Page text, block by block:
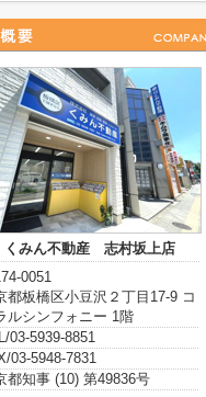
くみん不動産 志村坂上店
0051
都板橋区小豆沢２丁目17-9 コ
ルシンフォニー 1階
03-5939-8851
03-5948-7831
都知事 (10) 第49836号